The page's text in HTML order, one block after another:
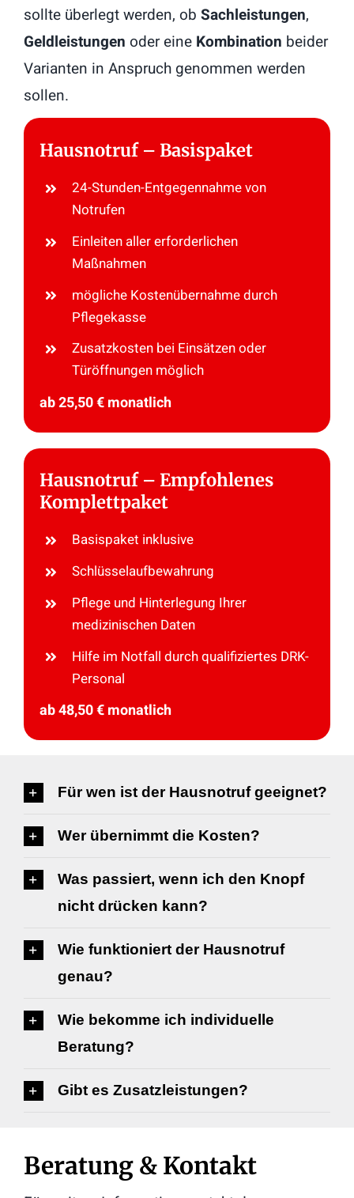
sollte überlegt werden, ob Sachleistungen,
Geldleistungen oder eine Kombination beider
Varianten in Anspruch genommen werden
sollen.
Hausnotruf – Basispaket
24-Stunden-Entgegennahme von
Notrufen
Einleiten aller erforderlichen
Maßnahmen
mögliche Kostenübernahme durch
Pflegekasse
Zusatzkosten bei Einsätzen oder
Türöffnungen möglich
ab 25,50 € monatlich
Hausnotruf – Empfohlenes
Komplettpaket
Basispaket inklusive
Schlüsselaufbewahrung
Pflege und Hinterlegung Ihrer
medizinischen Daten
Hilfe im Notfall durch qualifiziertes DRK-
Personal
ab 48,50 € monatlich
Für wen ist der Hausnotruf geeignet?
Wer übernimmt die Kosten?
Was passiert, wenn ich den Knopf
nicht drücken kann?
Wie funktioniert der Hausnotruf
genau?
Wie bekomme ich individuelle
Beratung?
Gibt es Zusatzleistungen?
Beratung & Kontakt